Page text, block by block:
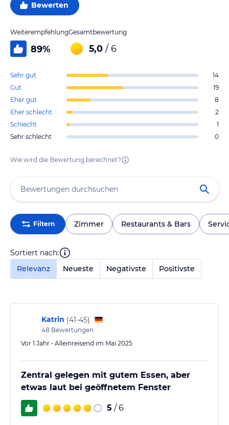
Bewerten
Weiterempfehlung
89%
Gesamtbewertung
5,0 / 6
Sehr gut
14
Gut
19
Eher gut
8
Eher schlecht
2
Schlecht
1
Sehr schlecht
0
Wie wird die Bewertung berechnet?
Filtern Zimmer Restaurants & Bars
Sortiert nach:
Relevanz
Neueste Negativste Positivste
Katrin (41-45)
48 Bewertungen
Vor 1 Jahr • Alleinreisend im Mai 2025
Zentral gelegen mit gutem Essen, aber
etwas laut bei geöffnetem Fenster
5 / 6